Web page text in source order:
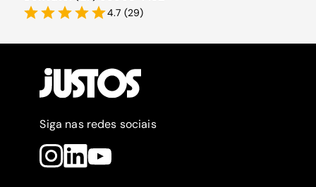
4.7 (29)
Siga nas redes sociais